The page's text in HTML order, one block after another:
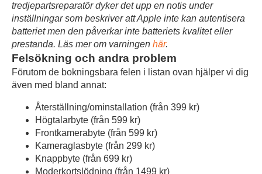
tredjepartsreparatör dyker det upp en notis under
inställningar som beskriver att Apple inte kan autentisera
batteriet men den påverkar inte batteriets kvalitet eller
prestanda. Läs mer om varningen här.
Felsökning och andra problem
Förutom de bokningsbara felen i listan ovan hjälper vi dig
även med bland annat:
Återställning/ominstallation (från 399 kr)
Högtalarbyte (från 599 kr)
Frontkamerabyte (från 599 kr)
Kameraglasbyte (från 299 kr)
Knappbyte (från 699 kr)
Moderkortslödning (från 1499 kr)